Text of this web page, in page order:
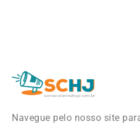
Navegue pelo nosso site